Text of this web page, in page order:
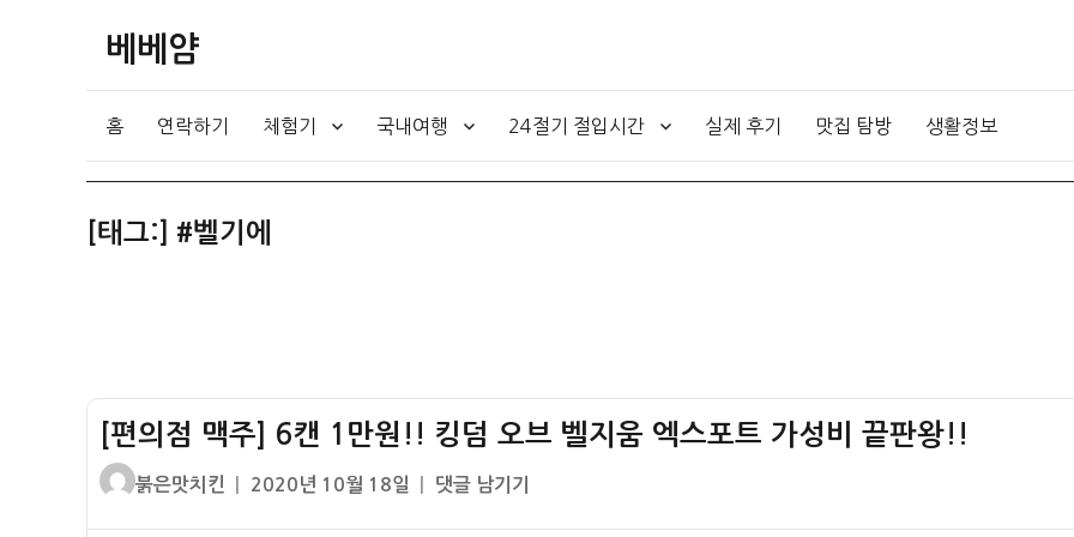
베베얌
홈 연락하기 체험기 국내여행 24절기 절입시간 실제 후기 맛집 탐방 생활정보
[태그:] #벨기에
[편의점 맥주] 6캔 1만원!! 킹덤 오브 벨지움 엑스포트 가성비 끝판왕!!
글
붉은맛치킨
작
2020년 10월 18일
[편
댓글 남기기